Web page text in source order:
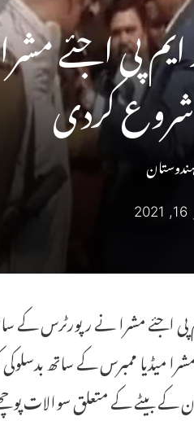
ایم پی اجئے
کردی
پی اجئے مشرا نے رپورٹرس
میڈیا ممبرس کے ساتھ
کے بیٹے کے متعلق سوالات